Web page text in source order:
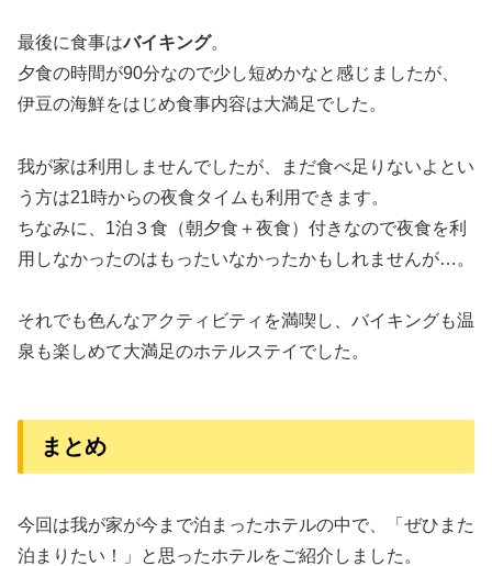
最後に食事はバイキング。
夕食の時間が90分なので少し短めかなと感じましたが、
伊豆の海鮮をはじめ食事内容は大満足でした。
我が家は利用しませんでしたが、まだ食べ足りないよとい
う方は21時からの夜食タイムも利用できます。
ちなみに、1泊３食（朝夕食＋夜食）付きなので夜食を利
用しなかったのはもったいなかったかもしれませんが…。
それでも色んなアクティビティを満喫し、バイキングも温
泉も楽しめて大満足のホテルステイでした。
まとめ
今回は我が家が今まで泊まったホテルの中で、「ぜひまた
泊まりたい！」と思ったホテルをご紹介しました。